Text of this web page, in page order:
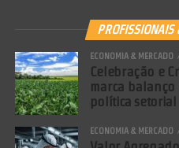
PROFISSIONAIS
ECONOMIA & MERCADO
Celebração e
marca balanço
política setorial
ECONOMIA & MERCADO